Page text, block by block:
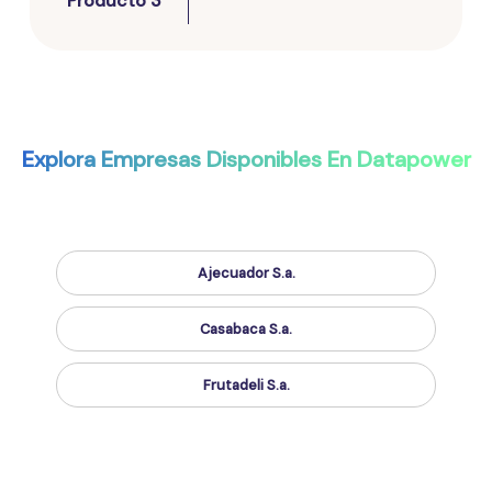
Explora Empresas Disponibles En Datapower
Ajecuador S.a.
Casabaca S.a.
Frutadeli S.a.